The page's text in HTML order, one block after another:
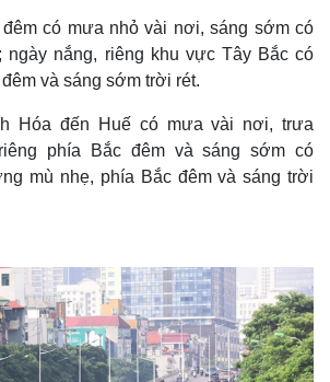
có mưa nhỏ vài nơi, sáng sớm có
nắng, riêng khu vực Tây Bắc có
và sáng sớm trời rét.
Hóa đến Huế có mưa vài nơi, trưa
phía Bắc đêm và sáng sớm có
mù nhẹ, phía Bắc đêm và sáng trời